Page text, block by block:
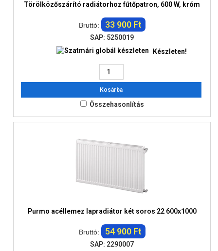
Törölközőszárító radiátorhoz fűtőpatron, 600 W, króm
Bruttó: 33 900 Ft
SAP: 5250019
Készleten!
Kosárba
Összehasonlítás
Purmo acéllemez lapradiátor két soros 22 600x1000
Bruttó: 54 900 Ft
SAP: 2290007